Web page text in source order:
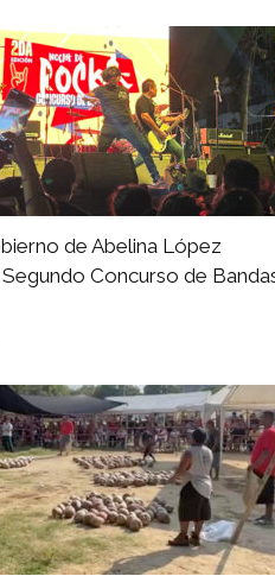
Informativo
de Abelina López
Concurso de